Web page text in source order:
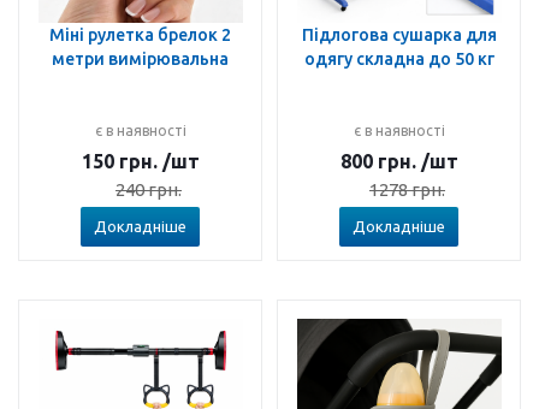
Міні рулетка брелок 2
метри вимірювальна
є в наявності
150 грн. /шт
240грн.
Докладніше
Підлогова сушарка для
одягу складна до 50 кг
є в наявності
800 грн. /шт
1278грн.
Докладніше